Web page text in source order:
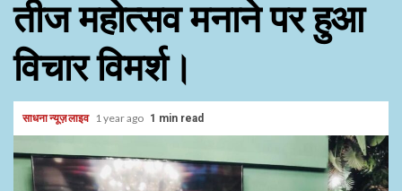
तीज महोत्सव मनाने पर हुआ
विचार विमर्श।
साधना न्यूज़ लाइव 1 year ago 1 min read